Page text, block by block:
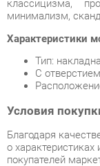
Тип:
С отверстием
Условия покупки
Благодаря
о характеристиках
товар «Раковина
Екатеринбурга по
производителя не